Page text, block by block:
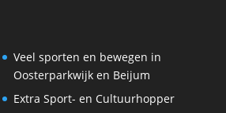
Veel sporten en bewegen in
Oosterparkwijk en Beijum
Extra Sport- en Cultuurhopper